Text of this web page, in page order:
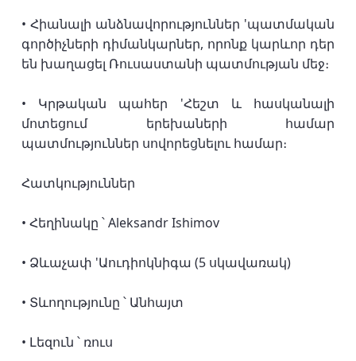
• Հիանալի անձնավորություններ 'պատմական
գործիչների դիմանկարներ, որոնք կարևոր դեր
են խաղացել Ռուսաստանի պատմության մեջ։
• Կրթական պահեր 'Հեշտ և հասկանալի
մոտեցում երեխաների համար
պատմություններ սովորեցնելու համար։
Հատկություններ
• Հեղինակը ՝ Aleksandr Ishimov
• Ձևաչափ 'Աուդիոկնիգա (5 սկավառակ)
• Տևողությունը ՝ Անհայտ
• Լեզուն ՝ ռուս